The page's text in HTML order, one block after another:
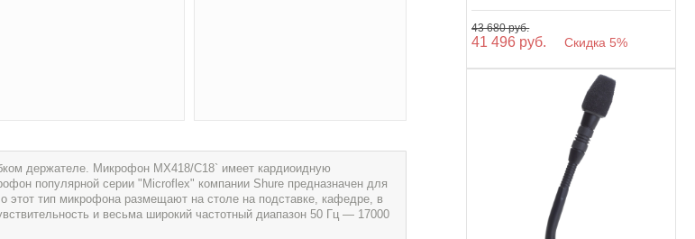
43 680 руб.
41 496 руб. Скидка 5%
держателе. Микрофон MX418/С18` имеет кардиоидную
популярной серии "Microflex" компании Shure предназначен для
этот тип микрофона размещают на столе на подставке, кафедре, в
и весьма широкий частотный диапазон 50 Гц — 17000